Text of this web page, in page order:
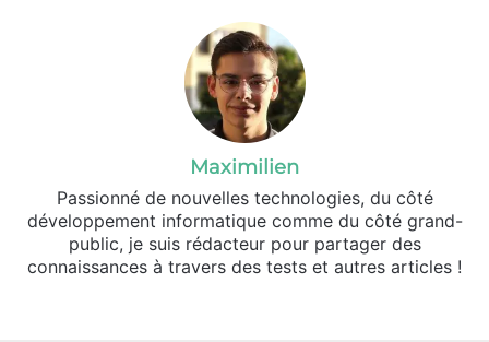
Maximilien
Passionné de nouvelles technologies, du côté
développement informatique comme du côté grand-
public, je suis rédacteur pour partager des
connaissances à travers des tests et autres articles !